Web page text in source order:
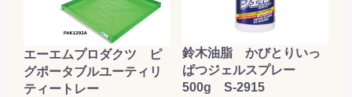
エーエムプロダクツ ピ
グポータブルユーティリ
ティートレー
鈴木油脂 かびとりいっ
ぱつジェルスプレー
500g S-2915